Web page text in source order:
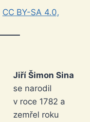
CC BY-SA 4.0,
Jiří Šimon Sina
se narodil
v roce 1782 a
zemřel roku